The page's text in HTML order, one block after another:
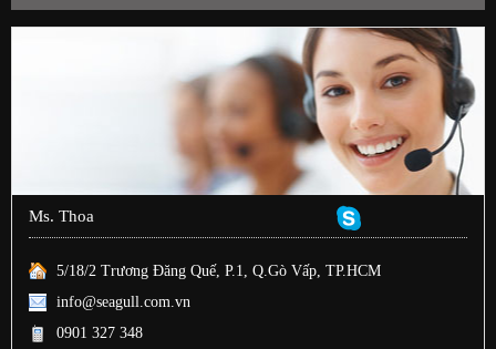
Ms. Thoa
5/18/2 Trương Đăng Quế, P.1, Q.Gò Vấp, TP.HCM
info@seagull.com.vn
0901 327 348